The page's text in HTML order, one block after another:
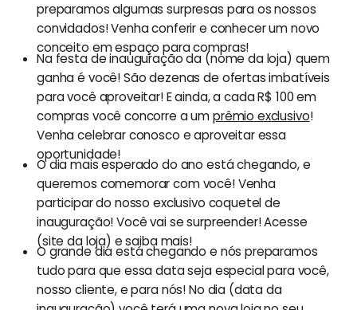
preparamos algumas surpresas para os nossos
convidados! Venha conferir e conhecer um novo
conceito em espaço para compras!
Na festa de inauguração da (nome da loja) quem
ganha é você! São dezenas de ofertas imbatíveis
para você aproveitar! E ainda, a cada R$ 100 em
compras você concorre a umprêmio exclusivo!
Venha celebrar conosco e aproveitar essa
oportunidade!
O dia mais esperado do ano está chegando, e
queremos comemorar com você! Venha
participar do nosso exclusivo coquetel de
inauguração! Você vai se surpreender! Acesse
(site da loja) e saiba mais!
O grande dia está chegando e nós preparamos
tudo para que essa data seja especial para você,
nosso cliente, e para nós! No dia (data da